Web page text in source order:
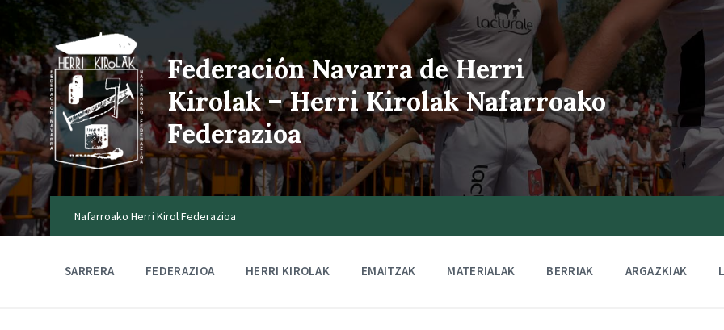
Federación Navarra de Herri
Kirolak – Herri Kirolak Nafarroako
Federazioa
Nafarroako Herri Kirol Federazioa
SARRERA FEDERAZIOA HERRI KIROLAK EMAITZAK MATERIALAK BERRIAK ARGAZKIAK